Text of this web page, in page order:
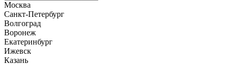
Москва
Санкт-Петербург
Волгоград
Воронеж
Екатеринбург
Ижевск
Казань